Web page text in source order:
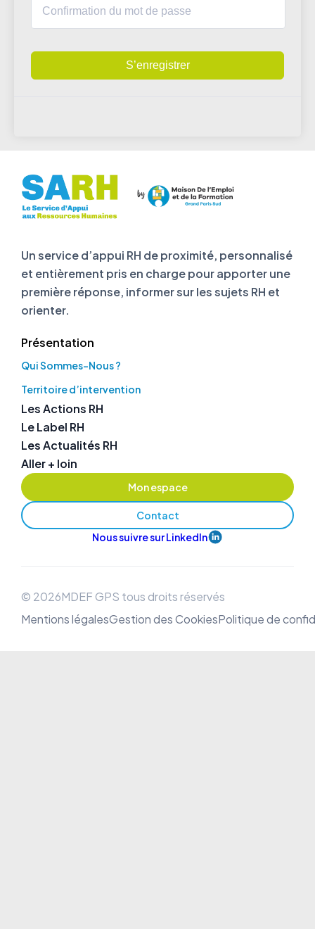
S’enregistrer
Un service d’appui RH de proximité, personnalisé
et entièrement pris en charge pour apporter une
première réponse, informer sur les sujets RH et
orienter.
Présentation
Qui Sommes-Nous ?
Territoire d’intervention
Les Actions RH
Le Label RH
Les Actualités RH
Aller + loin
Mon espace
Contact
Nous suivre sur LinkedIn
© 2026MDEF GPS tous droits réservés
Mentions légalesGestion des CookiesPolitique de